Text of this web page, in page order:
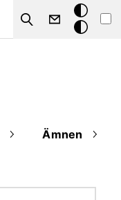
Search
Mörkt
läge
Ämnen